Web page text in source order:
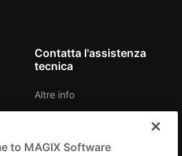
Contatta l'assistenza
tecnica
Altre info
to MAGIX Software